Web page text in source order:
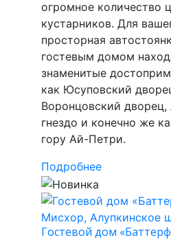
огромное количество
кустарников. Для
просторная
гостевым домом
знаменитые
как Юсуповский
Воронцовский дворец,
гнездо и конечно же
гору Ай-Петри.
Подробнее
Гостевой дом